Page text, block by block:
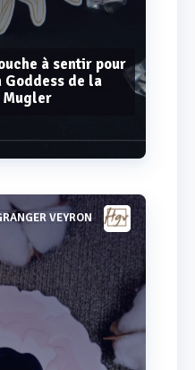
à sentir pour
de la
Mugler
VEYRON